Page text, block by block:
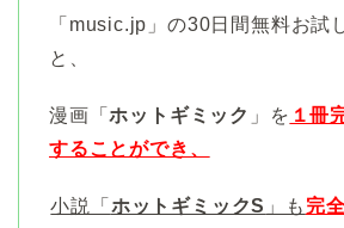
「music.jp」の30日間無料お試
と、
漫画「ホットギミック 」を １冊
することができ、
小説「 ホットギミックS 」も 完